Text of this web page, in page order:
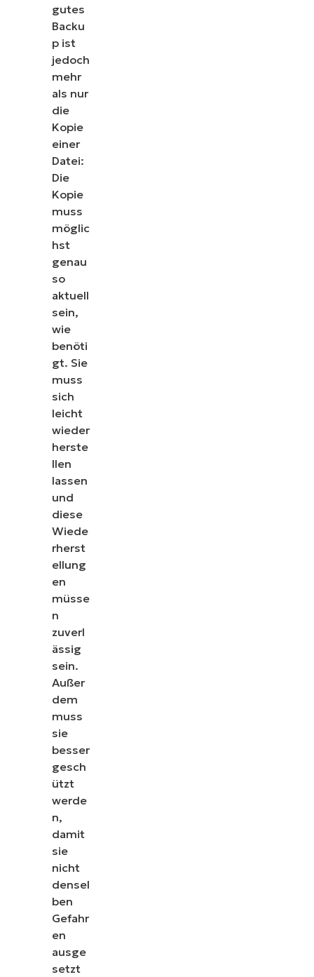
gutes
Backu
p ist
jedoch
mehr
als nur
die
Kopie
einer
Datei:
Die
Kopie
muss
möglic
hst
genau
so
aktuell
sein,
wie
benöti
gt. Sie
muss
sich
leicht
wieder
herste
llen
lassen
und
diese
Wiede
rherst
ellung
en
müsse
n
zuverl
ässig
sein.
Außer
dem
muss
sie
besser
gesch
ützt
werde
n,
damit
sie
nicht
densel
ben
Gefahr
en
ausge
setzt